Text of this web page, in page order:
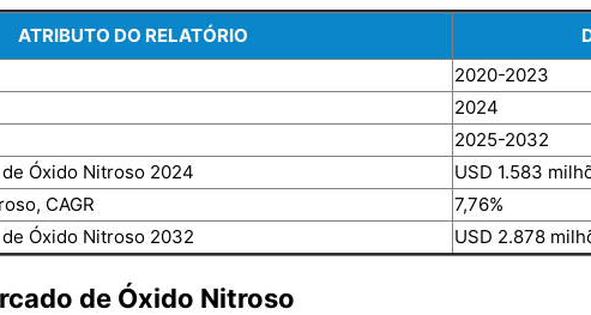
ATRIBUTO DO RELATÓRIO
2020-2023
2024
2025-2032
Óxido Nitroso 2024
USD 1.583
CAGR
7,76%
Óxido Nitroso 2032
USD 2.878
de Óxido Nitroso